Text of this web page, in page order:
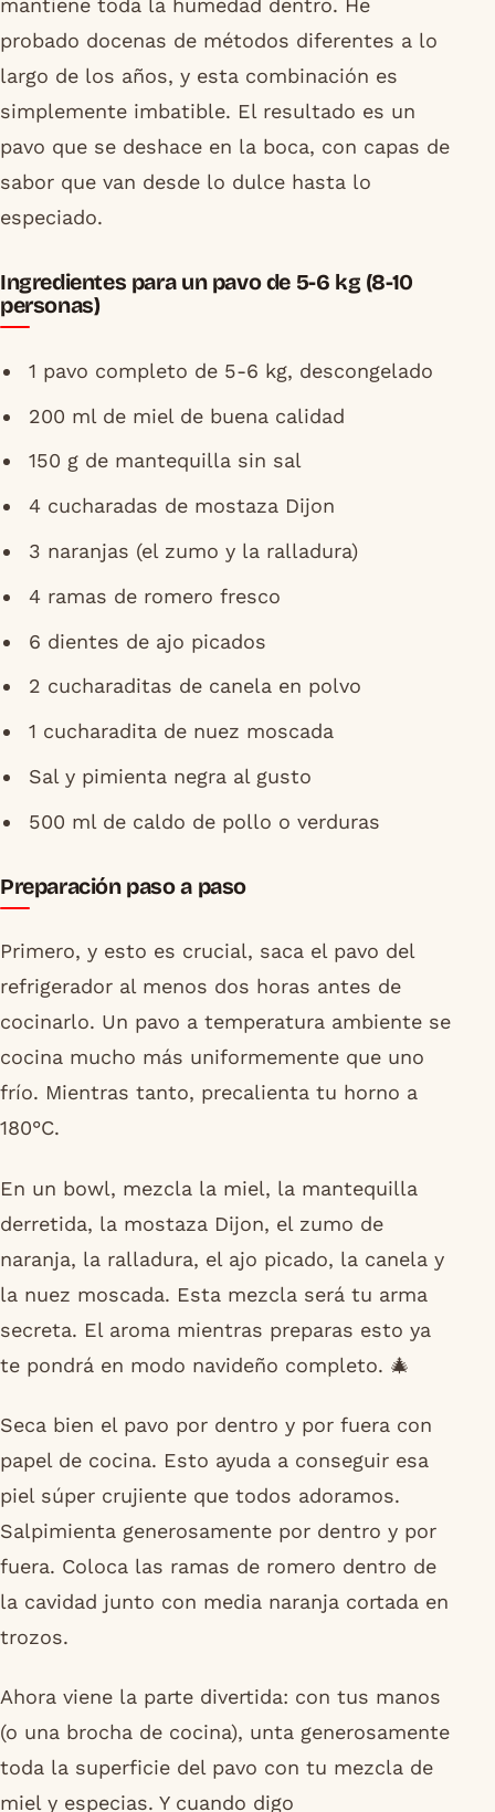
mantiene toda la humedad dentro. He
probado docenas de métodos diferentes a lo
largo de los años, y esta combinación es
simplemente imbatible. El resultado es un
pavo que se deshace en la boca, con capas de
sabor que van desde lo dulce hasta lo
especiado.
Ingredientes para un pavo de 5-6 kg (8-10
personas)
1 pavo completo de 5-6 kg, descongelado
200 ml de miel de buena calidad
150 g de mantequilla sin sal
4 cucharadas de mostaza Dijon
3 naranjas (el zumo y la ralladura)
4 ramas de romero fresco
6 dientes de ajo picados
2 cucharaditas de canela en polvo
1 cucharadita de nuez moscada
Sal y pimienta negra al gusto
500 ml de caldo de pollo o verduras
Preparación paso a paso
Primero, y esto es crucial, saca el pavo del
refrigerador al menos dos horas antes de
cocinarlo. Un pavo a temperatura ambiente se
cocina mucho más uniformemente que uno
frío. Mientras tanto, precalienta tu horno a
180°C.
En un bowl, mezcla la miel, la mantequilla
derretida, la mostaza Dijon, el zumo de
naranja, la ralladura, el ajo picado, la canela y
la nuez moscada. Esta mezcla será tu arma
secreta. El aroma mientras preparas esto ya
te pondrá en modo navideño completo. 🎄
Seca bien el pavo por dentro y por fuera con
papel de cocina. Esto ayuda a conseguir esa
piel súper crujiente que todos adoramos.
Salpimienta generosamente por dentro y por
fuera. Coloca las ramas de romero dentro de
la cavidad junto con media naranja cortada en
trozos.
Ahora viene la parte divertida: con tus manos
(o una brocha de cocina), unta generosamente
toda la superficie del pavo con tu mezcla de
miel y especias. Y cuando digo